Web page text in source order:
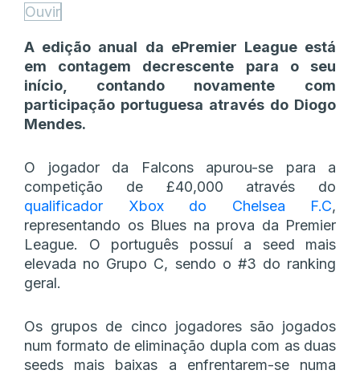
Ouvir
A edição anual da ePremier League está
em contagem decrescente para o seu
início, contando novamente com
participação portuguesa através do Diogo
Mendes.
O jogador da Falcons apurou-se para a
competição de £40,000 através do
qualificador Xbox do Chelsea F.C,
representando os Blues na prova da Premier
League. O português possuí a seed mais
elevada no Grupo C, sendo o #3 do ranking
geral.
Os grupos de cinco jogadores são jogados
num formato de eliminação dupla com as duas
seeds mais baixas a enfrentarem-se numa